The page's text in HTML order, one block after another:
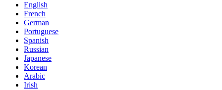
English
French
German
Portuguese
Spanish
Russian
Japanese
Korean
Arabic
Irish